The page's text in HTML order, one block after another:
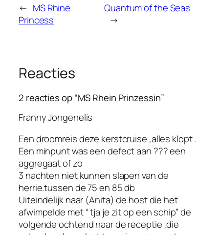
← MS Rhine
Princess
Quantum of the Seas
→
Reacties
2 reacties op “MS Rhein Prinzessin”
Franny Jongenelis
Een droomreis deze kerstcruise ,alles klopt .
Een minpunt was een defect aan ??? een
aggregaat of zo
3 nachten niet kunnen slapen van de
herrie.tussen de 75 en 85 db
Uiteindelijk naar (Anita) de host die het
afwimpelde met “ tja je zit op een schip” de
volgende ochtend naar de receptie ,die